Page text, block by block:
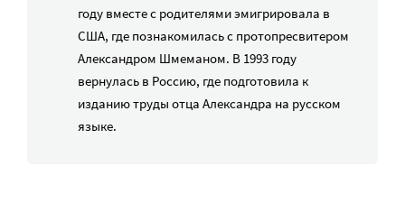
году вместе с родителями эмигрировала в
США, где познакомилась с протопресвитером
Александром Шмеманом. В 1993 году
вернулась в Россию, где подготовила к
изданию труды отца Александра на русском
языке.